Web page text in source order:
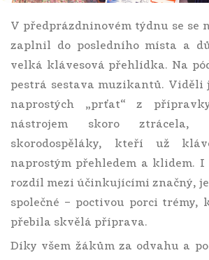
V předprázdninovém týdnu se se
zaplnil do posledního místa a
velká klávesová přehlídka. Na
pestrá sestava muzikantů. Viděli
naprostých „prťat“ z
nástrojem skoro
skorodospěláky, kteří už
naprostým přehledem a klidem. I
rozdíl mezi účinkujícími značný,
společné – poctivou porci trémy,
přebila skvělá příprava.
Díky všem žákům za odvahu a